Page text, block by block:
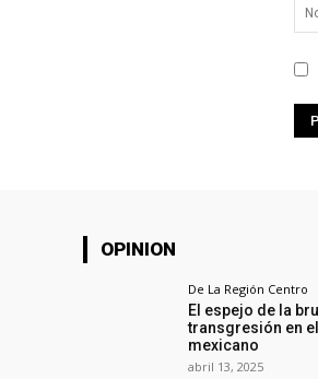
OPINION
De La Región Centro
El espejo de la
transgresión en
mexicano
abril 13, 2025